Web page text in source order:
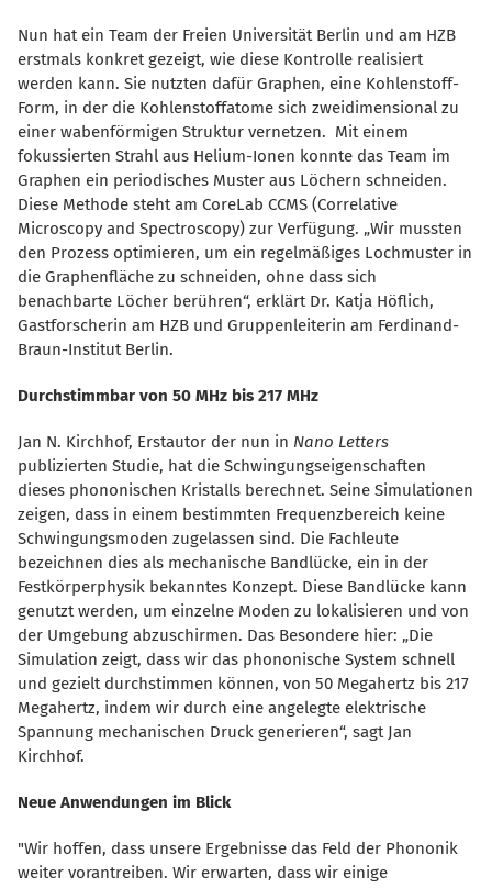
Nun hat ein Team der Freien Universität Berlin und am HZB
erstmals konkret gezeigt, wie diese Kontrolle realisiert
werden kann. Sie nutzten dafür Graphen, eine Kohlenstoff-
Form, in der die Kohlenstoffatome sich zweidimensional zu
einer wabenförmigen Struktur vernetzen. Mit einem
fokussierten Strahl aus Helium-Ionen konnte das Team im
Graphen ein periodisches Muster aus Löchern schneiden.
Diese Methode steht am CoreLab CCMS (Correlative
Microscopy and Spectroscopy) zur Verfügung. „Wir mussten
den Prozess optimieren, um ein regelmäßiges Lochmuster in
die Graphenfläche zu schneiden, ohne dass sich
benachbarte Löcher berühren“, erklärt Dr. Katja Höflich,
Gastforscherin am HZB und Gruppenleiterin am Ferdinand-
Braun-Institut Berlin.
Durchstimmbar von 50 MHz bis 217 MHz
Jan N. Kirchhof, Erstautor der nun in Nano Letters
publizierten Studie, hat die Schwingungseigenschaften
dieses phononischen Kristalls berechnet. Seine Simulationen
zeigen, dass in einem bestimmten Frequenzbereich keine
Schwingungsmoden zugelassen sind. Die Fachleute
bezeichnen dies als mechanische Bandlücke, ein in der
Festkörperphysik bekanntes Konzept. Diese Bandlücke kann
genutzt werden, um einzelne Moden zu lokalisieren und von
der Umgebung abzuschirmen. Das Besondere hier: „Die
Simulation zeigt, dass wir das phononische System schnell
und gezielt durchstimmen können, von 50 Megahertz bis 217
Megahertz, indem wir durch eine angelegte elektrische
Spannung mechanischen Druck generieren“, sagt Jan
Kirchhof.
Neue Anwendungen im Blick
"Wir hoffen, dass unsere Ergebnisse das Feld der Phononik
weiter vorantreiben. Wir erwarten, dass wir einige